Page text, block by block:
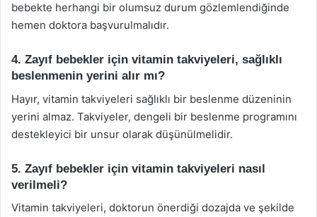
bebekte herhangi bir olumsuz durum gözlemlendiğinde
hemen doktora başvurulmalıdır.
4. Zayıf bebekler için vitamin takviyeleri, sağlıklı
beslenmenin yerini alır mı?
Hayır, vitamin takviyeleri sağlıklı bir beslenme düzeninin
yerini almaz. Takviyeler, dengeli bir beslenme programını
destekleyici bir unsur olarak düşünülmelidir.
5. Zayıf bebekler için vitamin takviyeleri nasıl
verilmeli?
Vitamin takviyeleri, doktorun önerdiği dozajda ve şekilde